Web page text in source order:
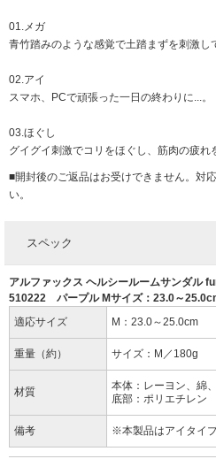
01.メガ
青竹踏みのような感覚で土踏まずを刺激し
02.アイ
スマホ、PCで頑張った一日の終わりに...。
03.ほぐし
グイグイ刺激でコリをほぐし、筋肉の疲れ
■開封後のご返品はお受けできません。対
い。
スペック
アルファックス ヘルシールームサンダル
510222 パープル Mサイズ：23.0～
適応サイズ
M：23.0～25.0cm
重量（約） サイズ：M／180g
材質
本体：レーヨン、綿
底部：ポリエチレン
備考 ※本製品はアイタイ